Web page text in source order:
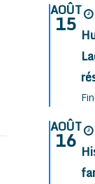
AOÛT
15
AOÛT
16